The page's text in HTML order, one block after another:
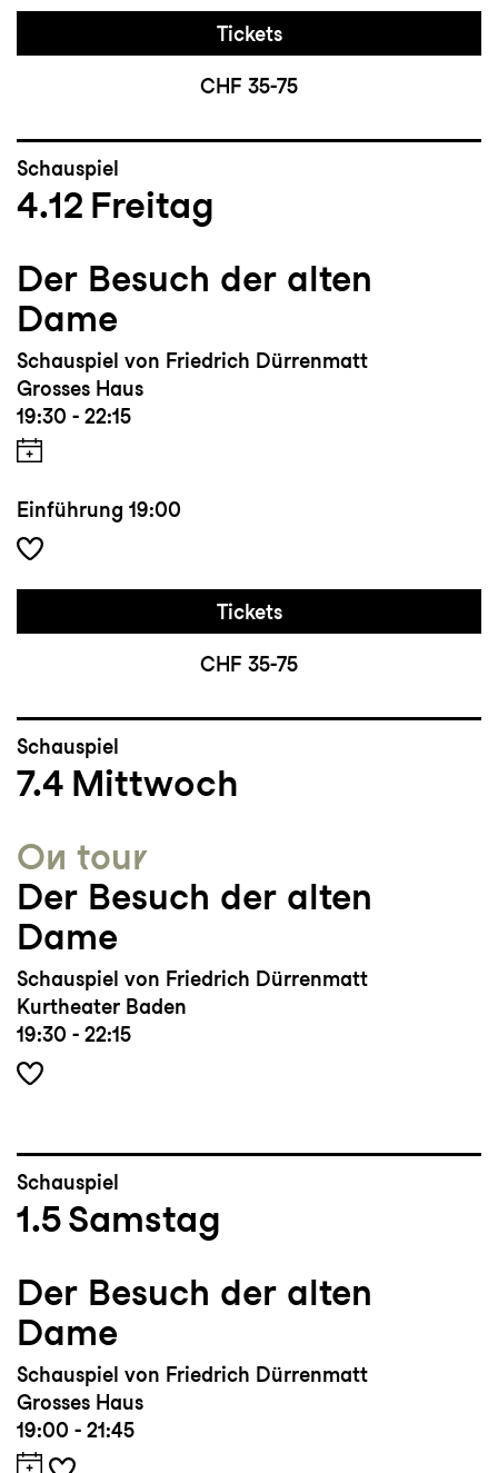
Tickets
CHF 35-75
Schauspiel
4.12 Freitag
Der Besuch der alten
Dame
Schauspiel von Friedrich Dürrenmatt
Grosses Haus
19:30 - 22:15
Einführung 19:00
Tickets
CHF 35-75
Schauspiel
7.4 Mittwoch
On tour
Der Besuch der alten
Dame
Schauspiel von Friedrich Dürrenmatt
Kurtheater Baden
19:30 - 22:15
Schauspiel
1.5Samstag
Der Besuch der alten
Dame
Schauspiel von Friedrich Dürrenmatt
Grosses Haus
19:00 - 21:45